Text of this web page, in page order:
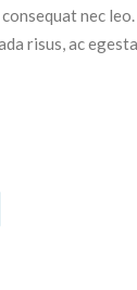
nec
risus, ac